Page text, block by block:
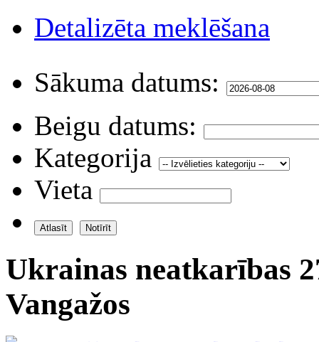
Detalizēta meklēšana
Sākuma datums:
Beigu datums:
Kategorija
Vieta
Ukrainas neatkarības
Vangažos